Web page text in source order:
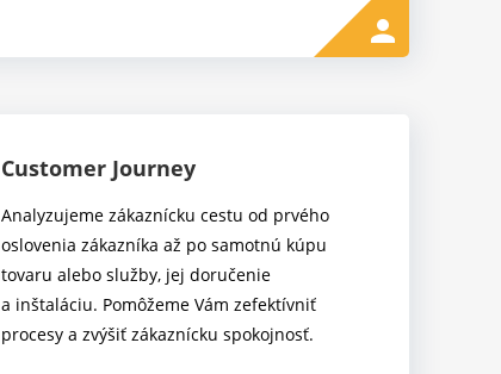
person
Customer Journey
Analyzujeme zákaznícku cestu od prvého
oslovenia zákazníka až po samotnú kúpu
tovaru alebo služby, jej doručenie
a inštaláciu. Pomôžeme Vám zefektívniť
procesy a zvýšiť zákaznícku spokojnosť.